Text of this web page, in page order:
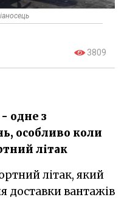
3809
одне з
особливо коли
літак
доставки вантажів